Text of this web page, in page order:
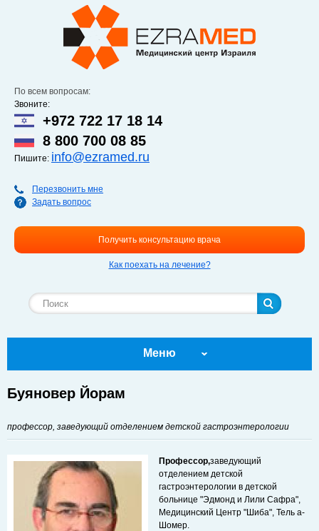
основному
содержанию
По всем вопросам:
Звоните:
+972 722 17 18 14
8 800 700 08 85
Пишите: info@ezramed.ru
Перезвонить мне
Задать вопрос
Получить консультацию врача
Как поехать на лечение?
Меню
Буяновер Йорам
профессор, заведующий отделением детской гастроэнтерологии
Профессор,заведующий
отделением детской
гастроэнтерологии в детской
больнице "Эдмонд и Лили Сафра",
Медицинский Центр "Шиба", Тель а-
Шомер.